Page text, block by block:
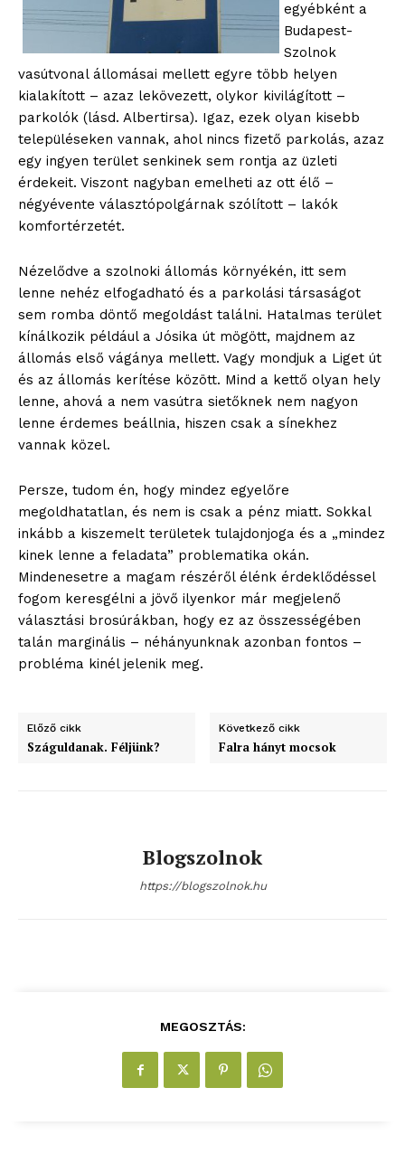
egyébként a
Budapest-
Szolnok
vasútvonal állomásai mellett egyre több helyen
kialakított – azaz lekövezett, olykor kivilágított –
parkolók (lásd. Albertirsa). Igaz, ezek olyan kisebb
településeken vannak, ahol nincs fizető parkolás, azaz
egy ingyen terület senkinek sem rontja az üzleti
érdekeit. Viszont nagyban emelheti az ott élő –
négyévente választópolgárnak szólított – lakók
komfortérzetét.
Nézelődve a szolnoki állomás környékén, itt sem
lenne nehéz elfogadható és a parkolási társaságot
sem romba döntő megoldást találni. Hatalmas terület
kínálkozik például a Jósika út mögött, majdnem az
állomás első vágánya mellett. Vagy mondjuk a Liget út
és az állomás kerítése között. Mind a kettő olyan hely
lenne, ahová a nem vasútra sietőknek nem nagyon
lenne érdemes beállnia, hiszen csak a sínekhez
vannak közel.
Persze, tudom én, hogy mindez egyelőre
megoldhatatlan, és nem is csak a pénz miatt. Sokkal
inkább a kiszemelt területek tulajdonjoga és a „mindez
kinek lenne a feladata” problematika okán.
Mindenesetre a magam részéről élénk érdeklődéssel
fogom keresgélni a jövő ilyenkor már megjelenő
választási brosúrákban, hogy ez az összességében
talán marginális – néhányunknak azonban fontos –
probléma kinél jelenik meg.
Előző cikk
Száguldanak. Féljünk?
Következő cikk
Falra hányt mocsok
Blogszolnok
https://blogszolnok.hu
MEGOSZTÁS: